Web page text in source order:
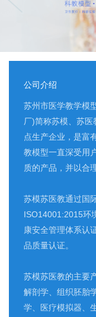
公司介绍
苏州市医学教学模
厂)简称苏模、苏
点生产企业，是富
教模型一直深受用
质的产品，并以合
苏模苏医教通过国
ISO14001:2015环
康安全管理体系认
品质量认证。
苏模苏医教的主要
解剖学、组织胚胎
学、医疗模拟器、